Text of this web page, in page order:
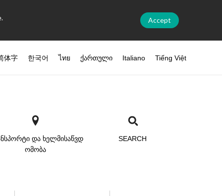
Accept
体字 한국어 ไทย ქართული Italiano Tiếng Việt
და ხელმისაწვდ
ომობა
SEARCH